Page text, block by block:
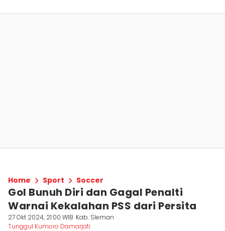
Home Sport Soccer
Gol Bunuh Diri dan Gagal Penalti
Warnai Kekalahan PSS dari Persita
27 Okt 2024, 21:00 WIB Kab. Sleman
Tunggul Kumoro Damarjati